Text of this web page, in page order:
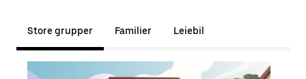
Store grupper Familier Leiebil